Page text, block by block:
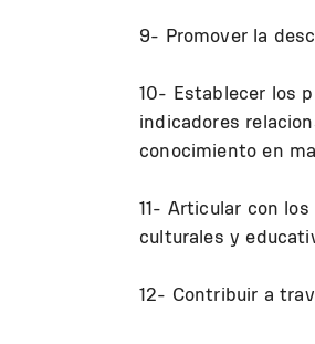
9- Promover la
10- Establecer los
indicadores
conocimiento en
11- Articular con
culturales y
12- Contribuir a